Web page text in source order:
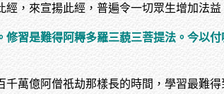
，來宣揚此經，普遍令一切眾生增加法
習是難得阿耨多羅三藐三菩提法。今以
萬億阿僧祇劫那樣長的時間，學習最難